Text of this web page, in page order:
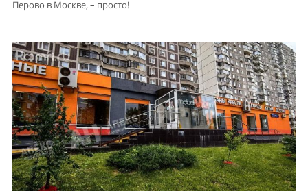
Перово в Москве, – просто!